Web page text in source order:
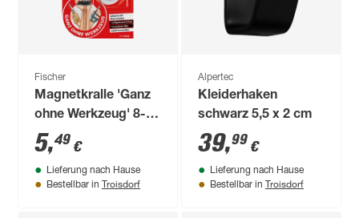
Fischer
Magnetkralle 'Ganz
ohne Werkzeug' 8-
teilig
5,49 €
Lieferung nach Hause
Bestellbar in Troisdorf
Alpertec
Kleiderhaken
schwarz 5,5 x 2 cm
39,99 €
Lieferung nach Hause
Bestellbar in Troisdorf